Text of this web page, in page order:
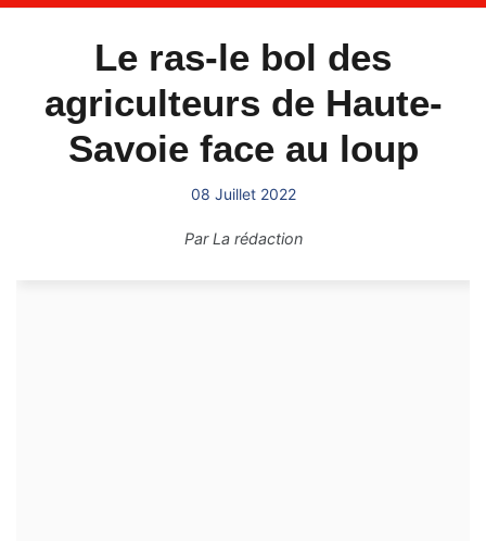
Le ras-le bol des
agriculteurs de Haute-
Savoie face au loup
08 Juillet 2022
ParLa rédaction